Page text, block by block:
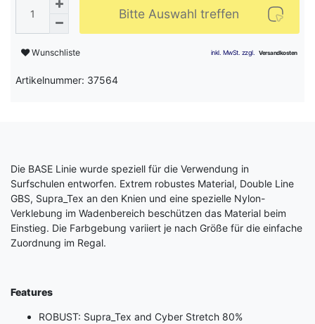
Bitte Auswahl treffen
Wunschliste
Artikelnummer: 37564
Die BASE Linie wurde speziell für die Verwendung in
Surfschulen entworfen. Extrem robustes Material, Double Line
GBS, Supra_Tex an den Knien und eine spezielle Nylon-
Verklebung im Wadenbereich beschützen das Material beim
Einstieg. Die Farbgebung variiert je nach Größe für die einfache
Zuordnung im Regal.
Features
ROBUST: Supra_Tex and Cyber Stretch 80%